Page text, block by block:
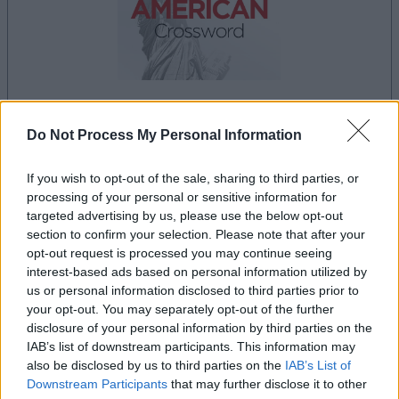
Do Not Process My Personal Information
If you wish to opt-out of the sale, sharing to third parties, or
processing of your personal or sensitive information for
targeted advertising by us, please use the below opt-out
section to confirm your selection. Please note that after your
opt-out request is processed you may continue seeing
interest-based ads based on personal information utilized by
us or personal information disclosed to third parties prior to
your opt-out. You may separately opt-out of the further
disclosure of your personal information by third parties on the
IAB’s list of downstream participants. This information may
also be disclosed by us to third parties on the IAB’s List of
Downstream Participants that may further disclose it to other
dein spiel beginnt nach dieser
Werbung
Best Daily American Crossword-
Spieler mochten auch:
Alles ansehen